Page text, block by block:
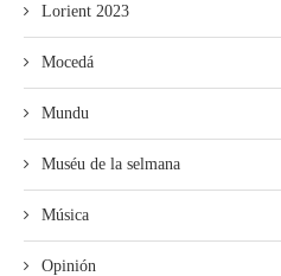
Lorient 2023
Mocedá
Mundu
Muséu de la selmana
Música
Opinión